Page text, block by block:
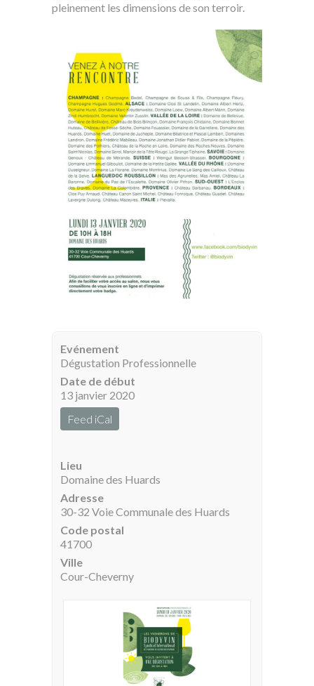
pleinement les dimensions de son terroir.
Evénement
Dégustation Professionnelle
Date de début
13 janvier 2020
Feed iCal
Lieu
Domaine des Huards
Adresse
30-32 Voie Communale des Huards
Code postal
41700
Ville
Cour-Cheverny